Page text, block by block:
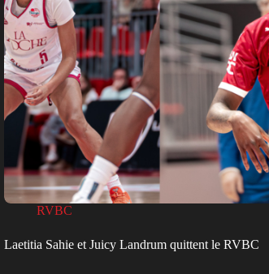
RVBC
Laetitia Sahie et Juicy Landrum quittent le RVBC